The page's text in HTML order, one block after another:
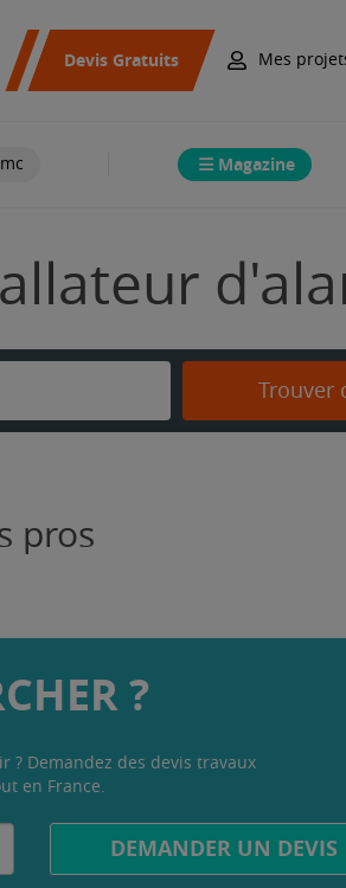
Devis Gratuits Mes
Magazine
Trouver
pros
?
? Demandez des devis travaux
en France.
DEMANDER UN DEVIS